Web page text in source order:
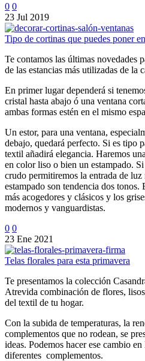
0 0
23 Jul 2019
Tipo de cortinas que puedes poner
Te contamos las últimas novedades
de las estancias más utilizadas de la
En primer lugar dependerá si
cristal hasta abajo ó una ventana
ambas formas estén en el mismo
Un estor, para una ventana,
debajo, quedará perfecto. Si es tipo
textil añadirá elegancia. Haremos
en color liso o bien un estampado.
crudo permitiremos la entrada de
estampado son tendencia dos
más acogedores y clásicos y los
modernos y vanguardistas.
0 0
23 Ene 2021
Telas florales para esta primavera
Te presentamos la colección
Atrevida combinación de flores,
del textil de tu hogar.
Con la subida de temperaturas, la
complementos que no rodean, se
ideas. Podemos hacer ese cambio
diferentes complementos.